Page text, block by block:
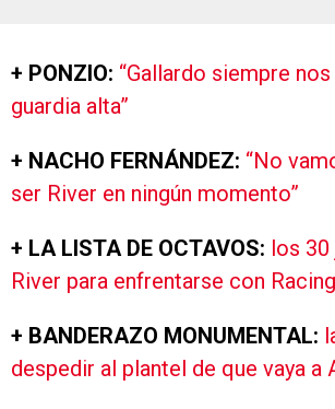
+ PONZIO: “Gallardo siempre
guardia alta”
+ NACHO FERNÁNDEZ: “No
ser River en ningún momento”
+ LA LISTA DE OCTAVOS: los 30
River para enfrentarse con Racing
+ BANDERAZO MONUMENTAL:
despedir al plantel de que vaya a